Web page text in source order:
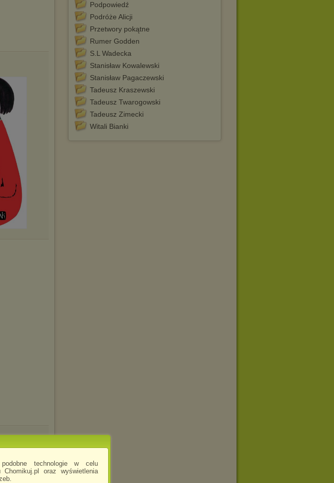
technologie w celu
oraz wyświetlenia
Podpowiedź
Podróże Alicji
Przetwory pokątne
Rumer Godden
S.L Wadecka
Stanisław Kowalewski
Stanisław Pagaczewski
Tadeusz Kraszewski
Tadeusz Twarogowski
Tadeusz Zimecki
Witali Bianki